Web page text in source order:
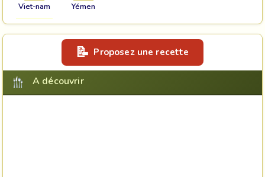
Viet-nam Yémen
Proposez une recette
A découvrir